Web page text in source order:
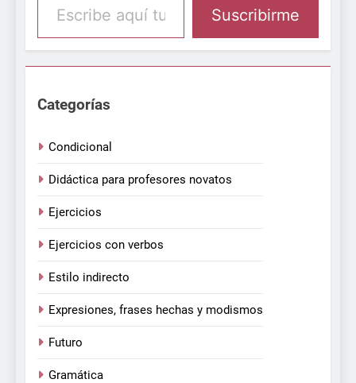
Suscribirme
Categorías
Condicional
Didáctica para profesores novatos
Ejercicios
Ejercicios con verbos
Estilo indirecto
Expresiones, frases hechas y modismos
Futuro
Gramática